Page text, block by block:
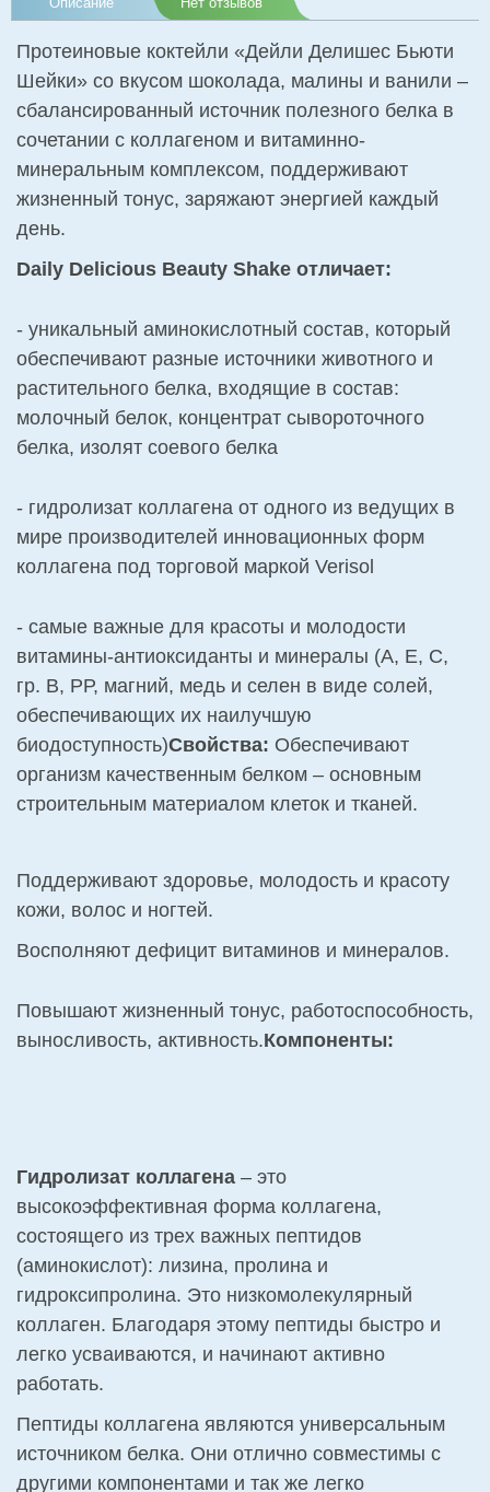
Протеиновые коктейли «Дейли Делишес Бьюти
Шейки» со вкусом шоколада, малины и ванили –
сбалансированный источник полезного белка в
сочетании с коллагеном и витаминно-
минеральным комплексом, поддерживают
жизненный тонус, заряжают энергией каждый
день.
Daily Delicious Beauty Shake отличает:
- уникальный аминокислотный состав, который
обеспечивают разные источники животного и
растительного белка, входящие в состав:
молочный белок, концентрат сывороточного
белка, изолят соевого белка
- гидролизат коллагена от одного из ведущих в
мире производителей инновационных форм
коллагена под торговой маркой Verisol
- самые важные для красоты и молодости
витамины-антиоксиданты и минералы (А, Е, С,
гр. В, РР, магний, медь и селен в виде солей,
обеспечивающих их наилучшую
биодоступность)Свойства: Обеспечивают
организм качественным белком – основным
строительным материалом клеток и тканей.
Поддерживают здоровье, молодость и красоту
кожи, волос и ногтей.
Восполняют дефицит витаминов и минералов.
Повышают жизненный тонус, работоспособность,
выносливость, активность.Компоненты:
Гидролизат коллагена – это
высокоэффективная форма коллагена,
состоящего из трех важных пептидов
(аминокислот): лизина, пролина и
гидроксипролина. Это низкомолекулярный
коллаген. Благодаря этому пептиды быстро и
легко усваиваются, и начинают активно
работать.
Пептиды коллагена являются универсальным
источником белка. Они отлично совместимы с
другими компонентами и так же легко